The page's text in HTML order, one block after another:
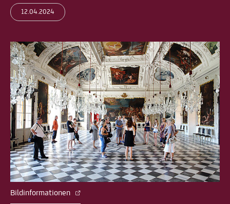
12.04.2024
Bildinformationen